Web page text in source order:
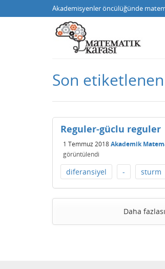
Akademisyenler öncülüğünde
Son
Reguler-güclu reguler
1 Temmuz 2018Akademik
görüntülendi
diferansiyel - sturm
Daha